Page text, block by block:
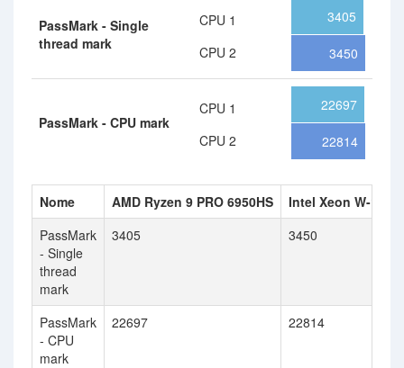
PassMark - Single
thread mark
CPU 1
CPU 2
3405
3450
PassMark - CPU mark
CPU 1
CPU 2
22697
22814
Nome AMD Ryzen 9 PRO 6950HS
Intel Xeon W-
PassMark
- Single
thread
mark
3405 3450
PassMark
- CPU
mark
22697 22814